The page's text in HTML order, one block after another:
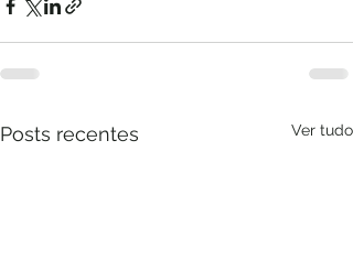
Posts recentes Ver tudo